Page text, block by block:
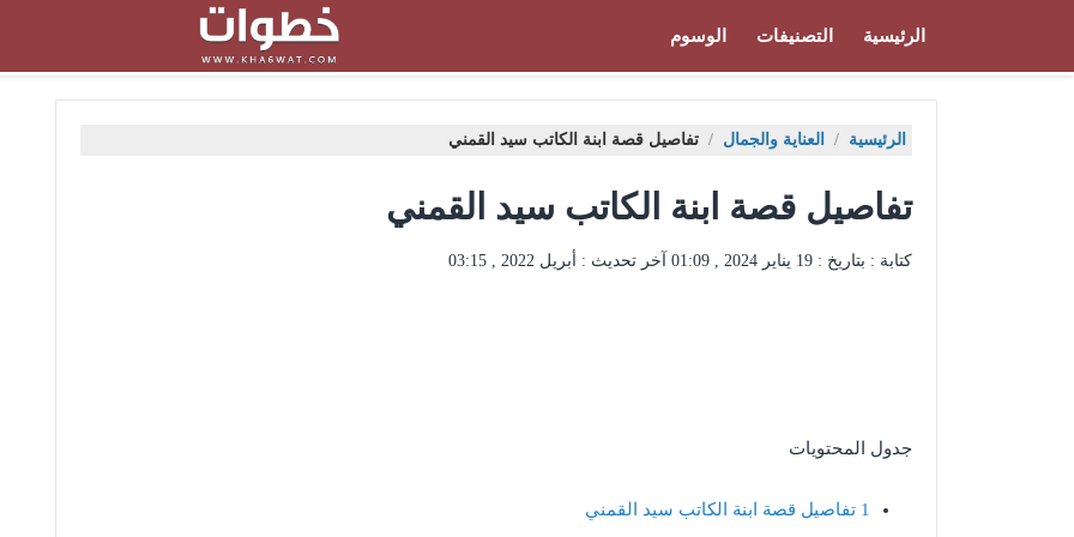
الرئيسية التصنيفات الوسوم
الرئيسية / العناية والجمال / تفاصيل قصة ابنة الكاتب سيد القمني
تفاصيل قصة ابنة الكاتب سيد القمني
كتابة : بتاريخ : 19 يناير 2024 , 01:09 آخر تحديث : أبريل 2022 , 03:15
جدول المحتويات
1 تفاصيل قصة ابنة الكاتب سيد القمني